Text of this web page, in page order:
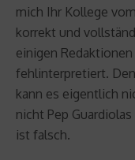
mich Ihr Kollege
korrekt und
einigen
fehlinterpretiert.
kann es eigentlich
nicht Pep
ist falsch.